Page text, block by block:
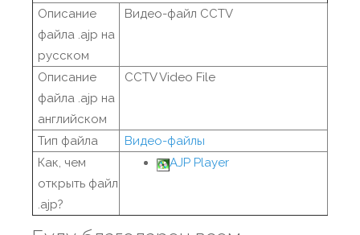
Описание
файла .ajp на
русском
Видео-файл CCTV
Описание
файла .ajp на
английском
CCTV Video File
Тип файла
Видео-файлы
Как, чем
открыть файл
.ajp?
AJP Player